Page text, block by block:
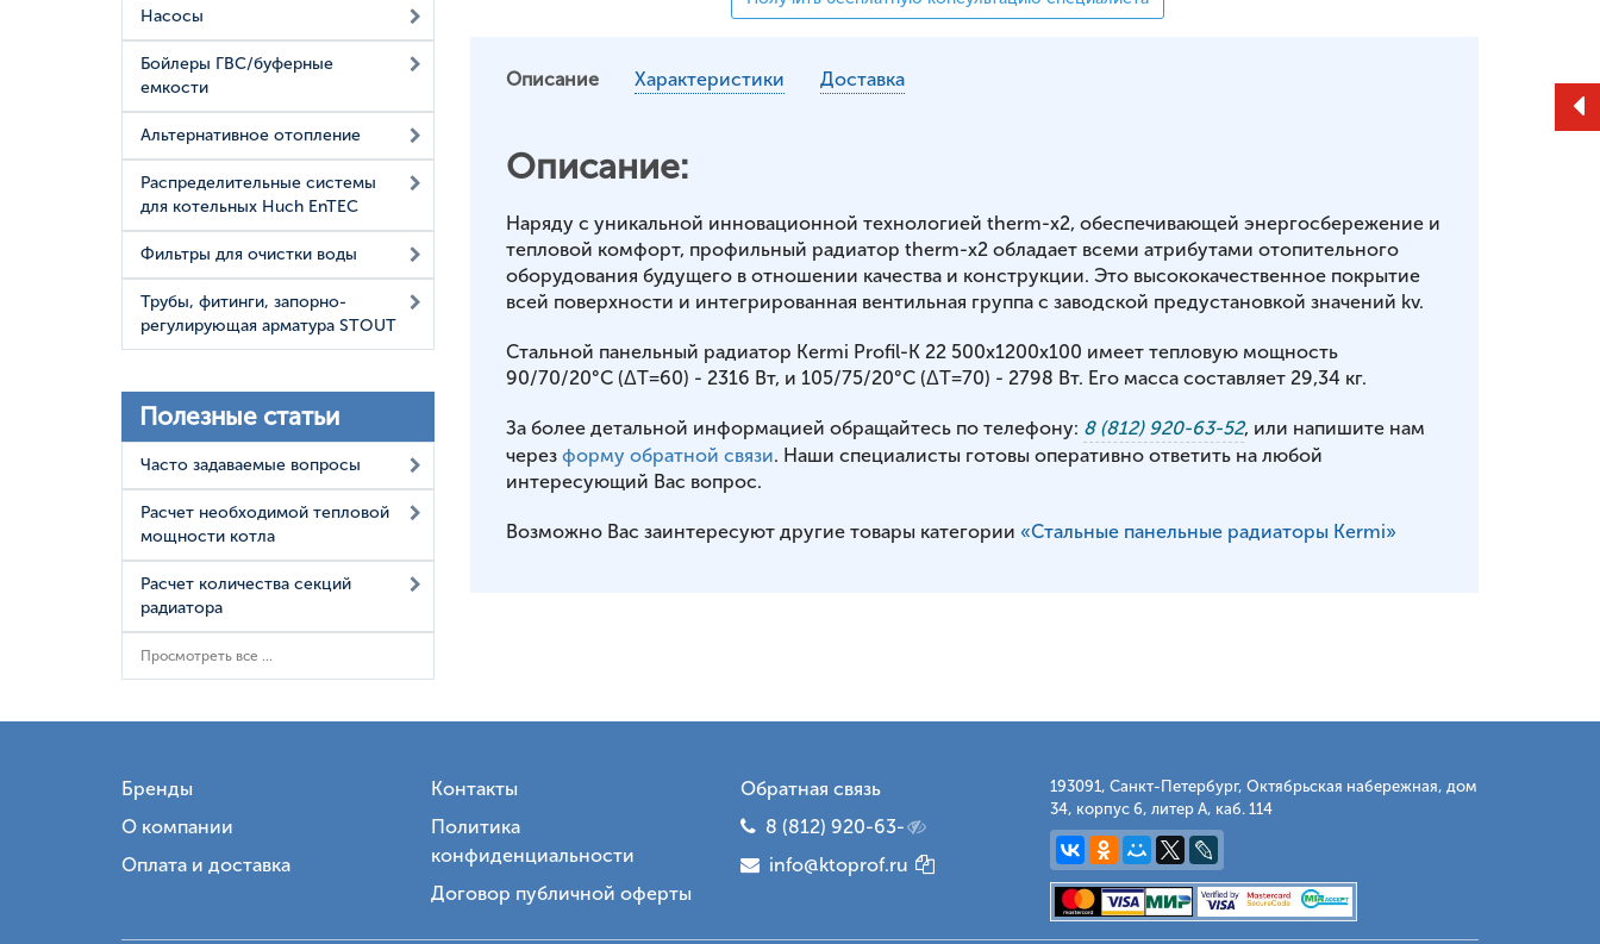
Насосы
Бойлеры ГВС/буферные
емкости
Альтернативное отопление
Распределительные системы
для котельных Huch EnTEC
Фильтры для очистки воды
Трубы, фитинги, запорно-
регулирующая арматура STOUT
Полезные статьи
Часто задаваемые вопросы
Расчет необходимой тепловой
мощности котла
Расчет количества секций
радиатора
Просмотреть все ...
Описание Характеристики Доставка
Описание:
Наряду с уникальной инновационной технологией therm-x2, обеспечивающей энергосбережение и
тепловой комфорт, профильный радиатор therm-x2 обладает всеми атрибутами отопительного
оборудования будущего в отношении качества и конструкции. Это высококачественное покрытие
всей поверхности и интегрированная вентильная группа с заводской предустановкой значений kv.
Стальной панельный радиатор Kermi Profil-K 22 500x1200x100 имеет тепловую мощность
90/70/20°С (ΔT=60) - 2316 Вт, и 105/75/20°С (ΔT=70) - 2798 Вт. Его масса составляет 29,34 кг.
За более детальной информацией обращайтесь по телефону: 8 (812) 920-63-52, или напишите нам
через форму обратной связи. Наши специалисты готовы оперативно ответить на любой
интересующий Вас вопрос.
Возможно Вас заинтересуют другие товары категории «Стальные панельные радиаторы Kermi»
Бренды
О компании
Оплата и доставка
Контакты
Политика
конфиденциальности
Договор публичной оферты
Обратная связь
8 (812) 920-63-
info@ktoprof.ru
193091, Санкт-Петербург, Октябрьская набережная, дом
34, корпус 6, литер А, каб. 114